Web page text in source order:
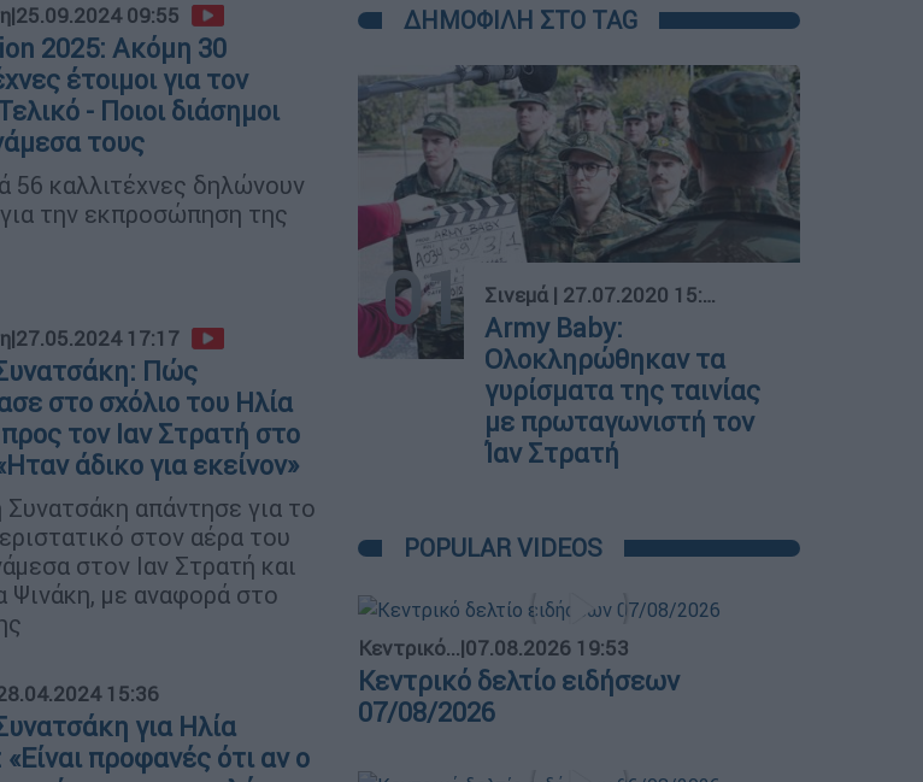
|25.09.2024 09:55
2025: Ακόμη 30
έτοιμοι για τον
- Ποιοι διάσημοι
τους
56 καλλιτέχνες δηλώνουν
την εκπροσώπηση της
|27.05.2024 17:17
Πώς
στο σχόλιο του Ηλία
τον Ιαν Στρατή στο
άδικο για εκείνον»
απάντησε για το
στον αέρα του
στον Ιαν Στρατή και
Ψινάκη, με αναφορά στο
15:36
για Ηλία
προφανές ότι αν ο
ΔΗΜΟΦΙΛΗ ΣΤΟ TAG
01 Σινεμά | 27.07.2020 15:52
Army Baby:
Ολοκληρώθηκαν τα
γυρίσματα της ταινίας
με πρωταγωνιστή τον
Ίαν Στρατή
POPULAR VIDEOS
Κεντρικό...|07.08.2026 19:53
Κεντρικό δελτίο ειδήσεων
07/08/2026